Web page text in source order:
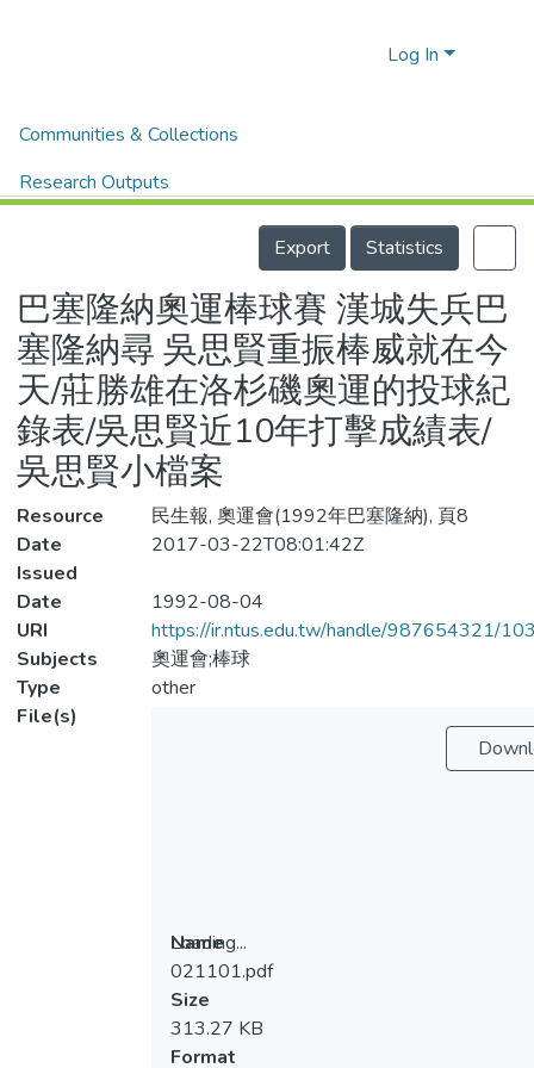
Log In
Communities & Collections
Research Outputs
Organizations
Statistics
Home 體育新聞剪報
Details
Export
Statistics
巴塞隆納奧運棒球賽 漢城失兵巴
塞隆納尋 吳思賢重振棒威就在今
天/莊勝雄在洛杉磯奧運的投球紀
錄表/吳思賢近10年打擊成績表/
吳思賢小檔案
Resource
民生報, 奧運會(1992年巴塞隆納), 頁8
Date
Issued
2017-03-22T08:01:42Z
Date
1992-08-04
URI
https://ir.ntus.edu.tw/handle/987654321/
Subjects
奧運會;棒球
Type
other
File(s)
Loading...
Loading...
Name
021101.pdf
Size
313.27 KB
Format